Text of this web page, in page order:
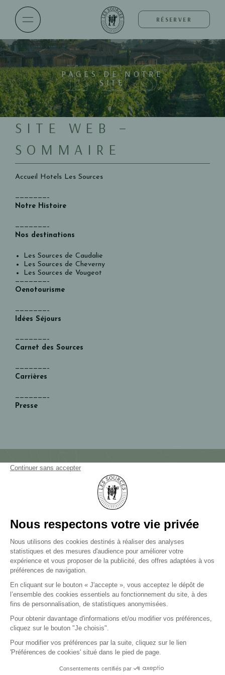
RÉSERVER
LES
PAGES DE NOTRE
SITE
SITE WEB –
SOMMAIRE
Accueil Hotels Les Sources
———————–
Notre Histoire
———————–
Nos destinations
Les Sources de Caudalie
Les Sources de Cheverny
Les Sources de Vougeot
———————–
Oenotourisme
———————–
Idées Séjours
———————–
Carnet des Sources
———————–
Carrières
———————–
Presse
NOUS CONTACTER
PRESSE
LES SOURCES DE CAUDALIE
Palace et 3 Clefs Michelin
LES SOURCES DE CHEVERNY
Hôtel 5 étoiles et 2 Clefs Michelin
LES SOURCES DE VOUGEOT
Hôtel 5 étoiles
PROTECTION DES DONNÉES
BLOG